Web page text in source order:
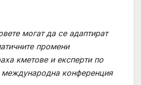
могат да се адаптират
промени
кметове и експерти по
конференция